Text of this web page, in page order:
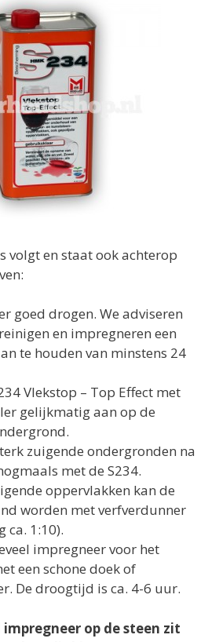
volgt en staat ook achterop
goed drogen. We adviseren
en impregneren een
te houden van minstens 24
Vlekstop – Top Effect met
gelijkmatig aan op de
zuigende ondergronden na
met de S234.
oppervlakken kan de
worden met verfverdunner
ca. 1:10).
impregneer voor het
een schone doek of
De droogtijd is ca. 4-6 uur.
op de steen zit